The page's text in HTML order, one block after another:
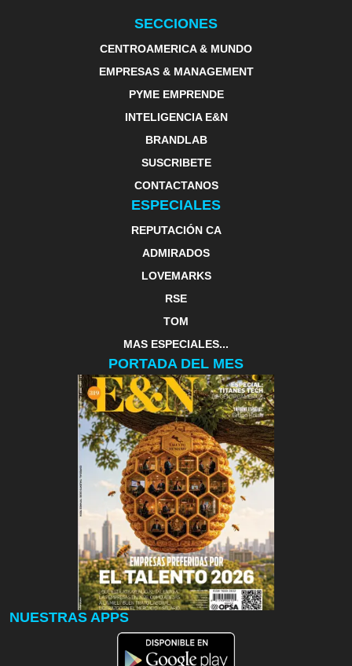
SECCIONES
CENTROAMERICA & MUNDO
EMPRESAS & MANAGEMENT
PYME EMPRENDE
INTELIGENCIA E&N
BRANDLAB
SUSCRIBETE
CONTACTANOS
ESPECIALES
REPUTACIÓN CA
ADMIRADOS
LOVEMARKS
RSE
TOM
MAS ESPECIALES...
PORTADA DEL MES
NUESTRAS APPS